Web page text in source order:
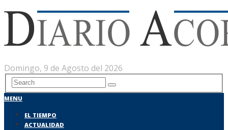
Domingo, 9 de Agosto del 2026
MENU
EL TIEMPO
ACTUALIDAD